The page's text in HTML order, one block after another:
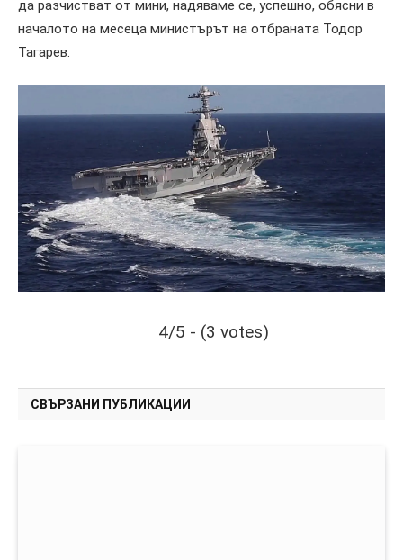
да разчистват от мини, надяваме се, успешно, обясни в
началото на месеца министърът на отбраната Тодор
Тагарев.
4/5 - (3 votes)
СВЪРЗАНИ ПУБЛИКАЦИИ